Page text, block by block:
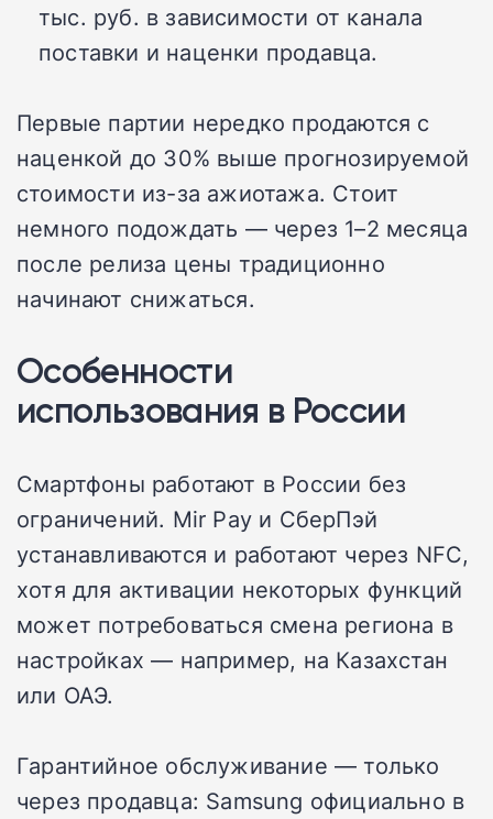
тыс. руб. в зависимости от канала
поставки и наценки продавца.
Первые партии нередко продаются с
наценкой до 30% выше прогнозируемой
стоимости из-за ажиотажа. Стоит
немного подождать — через 1–2 месяца
после релиза цены традиционно
начинают снижаться.
Особенности
использования в России
Смартфоны работают в России без
ограничений. Mir Pay и СберПэй
устанавливаются и работают через NFC,
хотя для активации некоторых функций
может потребоваться смена региона в
настройках — например, на Казахстан
или ОАЭ.
Гарантийное обслуживание — только
через продавца: Samsung официально в